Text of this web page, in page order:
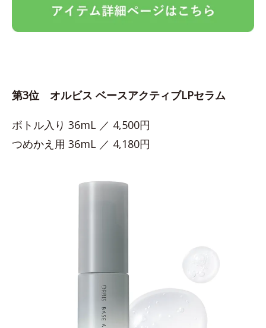
第3位 オルビス ベースアクティブLPセラム
ボトル入り 36mL ／ 4,500円
つめかえ用 36mL ／ 4,180円